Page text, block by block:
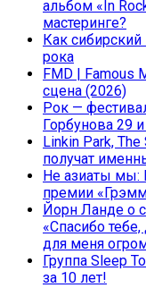
альбом «In
мастеринге?
Как
рока
FMD | Famous
сцена (2026)
Рок —
Горбунова 29
Linkin Park,
получат
Не азиаты мы:
премии
Йорн Ланде о
«Спасибо
для меня
Группа Sleep
за 10 лет!